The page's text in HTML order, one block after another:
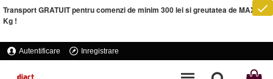
Transport GRATUIT pentru comenzi de minim 300 lei si greutatea de MAXIM 5
Kg !
Autentificare Inregistrare